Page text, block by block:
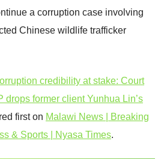
a corruption case involving
Chinese wildlife trafficker
credibility at stake: Court
drops former client Yunhua Lin’s
first on Malawi News | Breaking
& Sports | Nyasa Times.